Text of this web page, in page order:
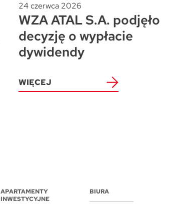
24 czerwca 2026
WZA ATAL S.A. podjęło
decyzję o wypłacie
dywidendy
WIĘCEJ
APARTAMENTY
INWESTYCYJNE
BIURA